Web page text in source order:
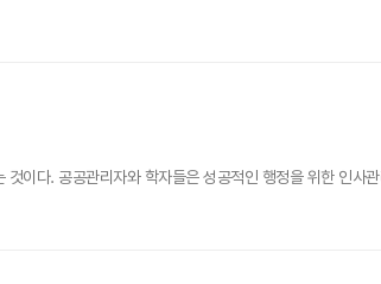
이다. 공공관리자와 학자들은 성공적인 행정을 위한 인사